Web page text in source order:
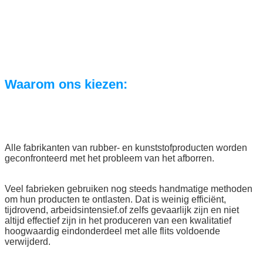
Waarom ons kiezen:
Alle fabrikanten van rubber- en kunststofproducten worden
geconfronteerd met het probleem van het afborren.
Veel fabrieken gebruiken nog steeds handmatige methoden
om hun producten te ontlasten. Dat is weinig efficiënt,
tijdrovend, arbeidsintensief.of zelfs gevaarlijk zijn en niet
altijd effectief zijn in het produceren van een kwalitatief
hoogwaardig eindonderdeel met alle flits voldoende
verwijderd.